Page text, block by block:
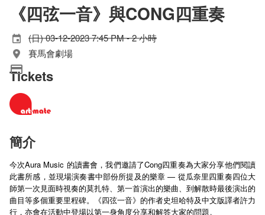
《四弦一音》與CONG四重奏
(日) 03-12-2023 7:45 PM - 2 小時
賽馬會劇場
Tickets
簡介
今次Aura Music 的讀書會，我們邀請了Cong四重奏為大家分享他們閱讀
此書所感，並現場演奏書中部份所提及的樂章 — 從瓜奈里四重奏四位大
師第一次見面時視奏的莫扎特、第一首演出的樂曲、到解散時最後演出的
曲目等多個重要里程碑。《四弦一音》的作者史坦哈特及中文版譯者許力
行，亦會在活動中登場以第一身角度分享和解答大家的問題。